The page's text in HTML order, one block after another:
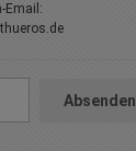
Email:
Absenden